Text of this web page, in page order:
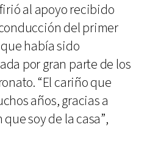
al apoyo recibido
del primer
había sido
por gran parte de los
“El cariño que
años, gracias a
soy de la casa”,